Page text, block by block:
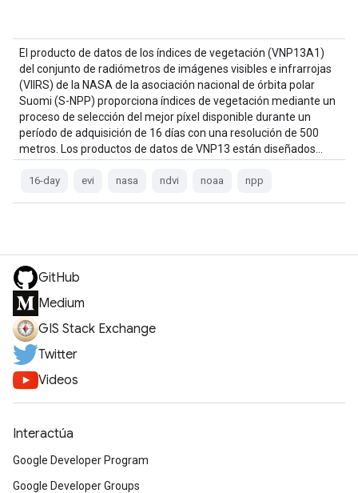
El producto de datos de los índices de vegetación (VNP13A1)
del conjunto de radiómetros de imágenes visibles e infrarrojas
(VIIRS) de la NASA de la asociación nacional de órbita polar
Suomi (S-NPP) proporciona índices de vegetación mediante un
proceso de selección del mejor píxel disponible durante un
período de adquisición de 16 días con una resolución de 500
metros. Los productos de datos de VNP13 están diseñados…
16-day evi nasa ndvi noaa npp
GitHub
Medium
GIS Stack Exchange
Twitter
Videos
Interactúa
Google Developer Program
Google Developer Groups